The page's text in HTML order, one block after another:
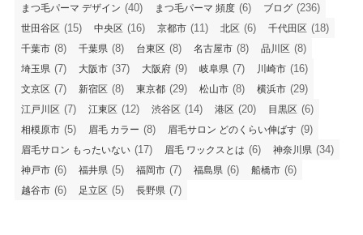
まつ毛パーマ デザイン (40) まつ毛パーマ 頻度 (6) ブログ (236)
世田谷区 (15) 中央区 (16) 京都市 (11) 北区 (6) 千代田区 (18)
千葉市 (8) 千葉県 (8) 台東区 (8) 名古屋市 (8) 品川区 (8)
埼玉県 (7) 大阪市 (37) 大阪府 (9) 岐阜県 (7) 川崎市 (16)
文京区 (7) 新宿区 (8) 東京都 (29) 松山市 (8) 横浜市 (29)
江戸川区 (7) 江東区 (12) 渋谷区 (14) 港区 (20) 目黒区 (6)
相模原市 (5) 眉毛 カラー (8) 眉毛サロン どのくらい伸ばす (9)
眉毛サロン もったいない (17) 眉毛 ワックスとは (6) 神奈川県 (34)
神戸市 (6) 福井県 (5) 福岡市 (7) 福島県 (6) 船橋市 (6)
越谷市 (6) 足立区 (5) 長野県 (7)